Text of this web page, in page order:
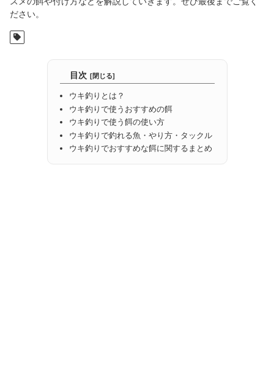
ださい。
目次
ウキ釣りとは？
ウキ釣りで使うおすすめの餌
ウキ釣りで使う餌の使い方
ウキ釣りで釣れる魚・やり方・タックル
ウキ釣りでおすすめな餌に関するまとめ